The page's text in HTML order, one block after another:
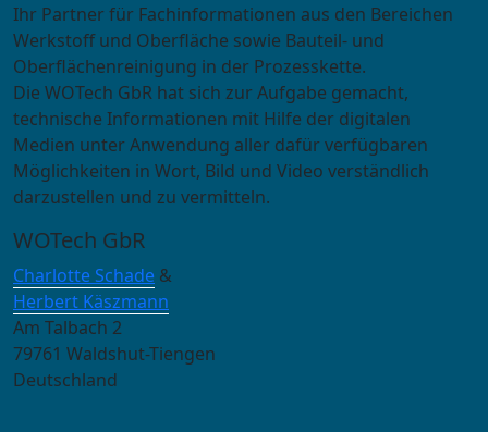
Ihr Partner für Fachinformationen aus den Bereichen
Werkstoff und Oberfläche sowie Bauteil- und
Oberflächenreinigung in der Prozesskette.
Die WOTech GbR hat sich zur Aufgabe gemacht,
technische Informationen mit Hilfe der digitalen
Medien unter Anwendung aller dafür verfügbaren
Möglichkeiten in Wort, Bild und Video verständlich
darzustellen und zu vermitteln.
WOTech GbR
Charlotte Schade &
Herbert Käszmann
Am Talbach 2
79761 Waldshut-Tiengen
Deutschland